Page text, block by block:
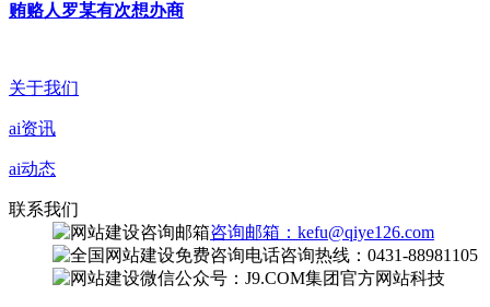
贿赂人罗某有次想办商
关于我们
ai资讯
ai动态
联系我们
咨询邮箱：kefu@qiye126.com
咨询热线：0431-88981105
微信公众号：J9.COM集团官方网站科技